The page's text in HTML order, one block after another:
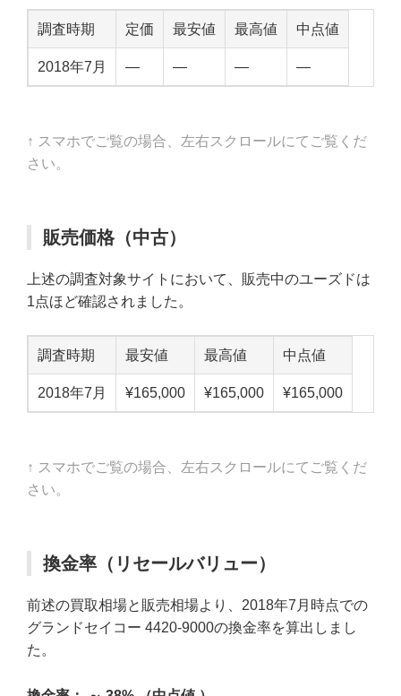
調査時期 定価 最安値 最高値 中点値
2018年7月 — — — —
↑ スマホでご覧の場合、左右スクロールにてご覧くだ
さい。
販売価格（中古）
上述の調査対象サイトにおいて、販売中のユーズドは
1点ほど確認されました。
調査時期 最安値 最高値 中点値
2018年7月 ¥165,000 ¥165,000 ¥165,000
↑ スマホでご覧の場合、左右スクロールにてご覧くだ
さい。
換金率（リセールバリュー）
前述の買取相場と販売相場より、2018年7月時点での
グランドセイコー 4420-9000の換金率を算出しまし
た。